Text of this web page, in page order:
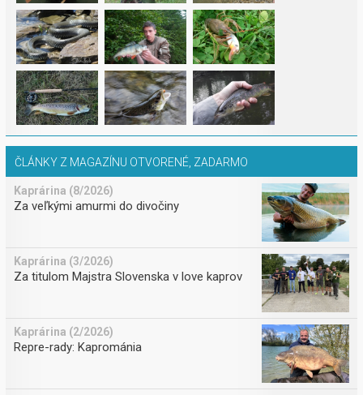
ČLÁNKY Z MAGAZÍNU OTVORENÉ, ZADARMO
Kaprárina (8/2026)
Za veľkými amurmi do divočiny
Kaprárina (3/2026)
Za titulom Majstra Slovenska v love kaprov
Kaprárina (2/2026)
Repre-rady: Kaprománia